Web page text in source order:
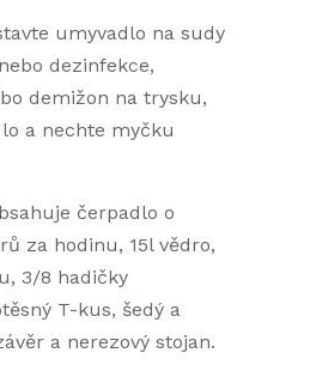
umyvadlo na sudy
dezinfekce,
demižon na trysku,
a nechte myčku
čerpadlo o
za hodinu, 15l vědro,
3/8 hadičky
T-kus, šedý a
a nerezový stojan.